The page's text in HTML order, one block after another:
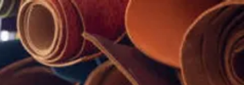
Les Arts Vers...